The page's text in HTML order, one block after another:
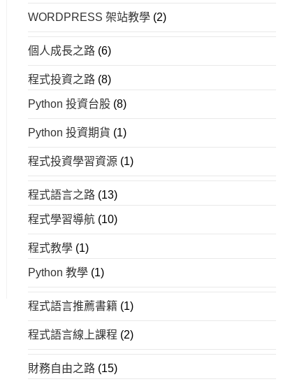
WORDPRESS 架站教學 (2)
個人成長之路 (6)
程式投資之路 (8)
Python 投資台股 (8)
Python 投資期貨 (1)
程式投資學習資源 (1)
程式語言之路 (13)
程式學習導航 (10)
程式教學 (1)
Python 教學 (1)
程式語言推薦書籍 (1)
程式語言線上課程 (2)
財務自由之路 (15)